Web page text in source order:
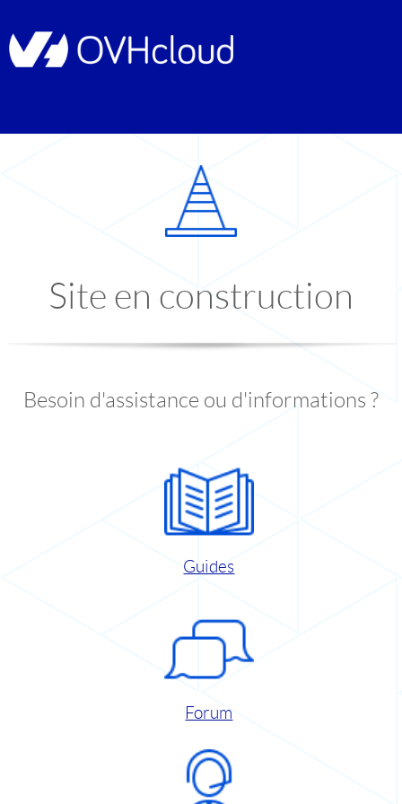
Site en construction
Besoin d'assistance ou d'informations ?
Guides
Forum